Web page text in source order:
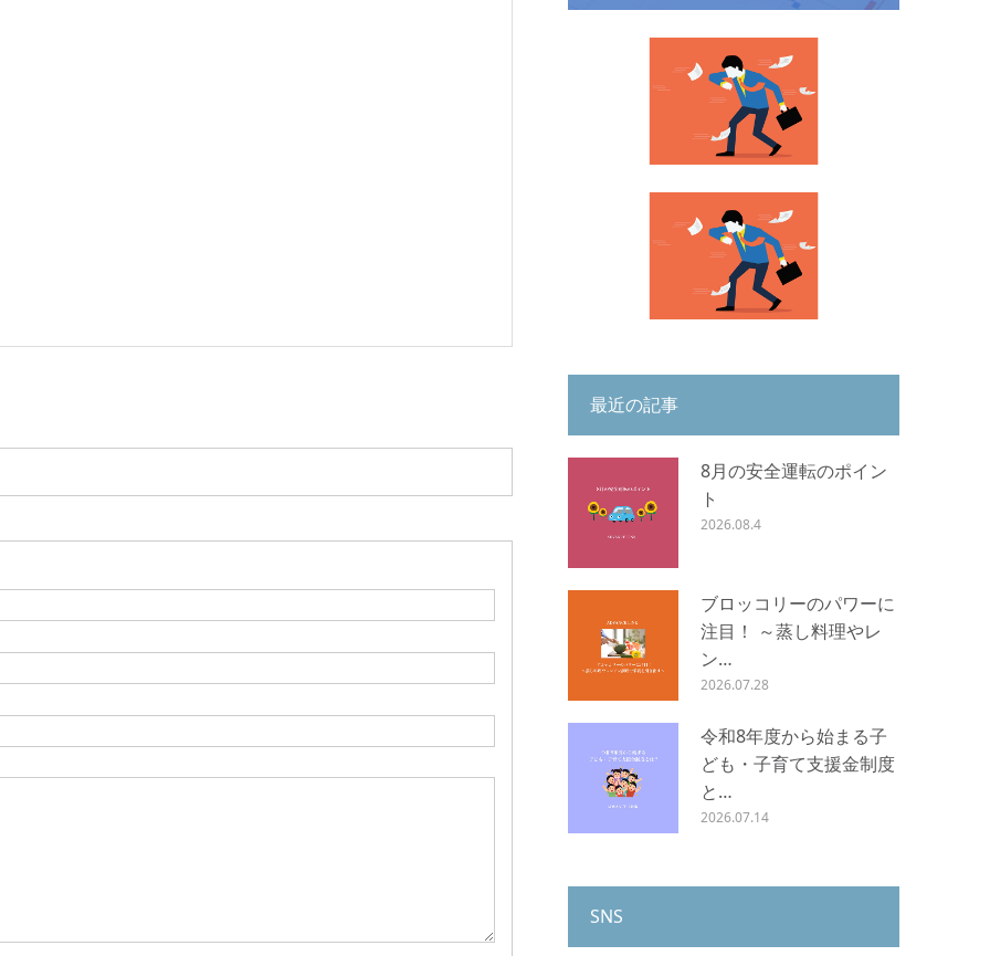
最近の記事
8月の安全運転のポイン
ト
2026.08.4
ブロッコリーのパワーに
注目！ ～蒸し料理やレ
ン…
2026.07.28
令和8年度から始まる子
ども・子育て支援金制度
と…
2026.07.14
SNS